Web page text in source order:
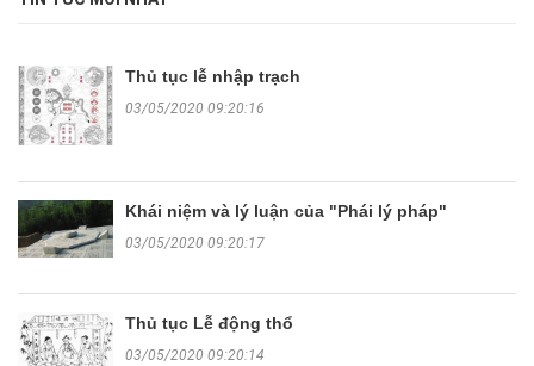
Thủ tục lễ nhập trạch
03/05/2020 09:20:16
Khái niệm và lý luận của "Phái lý pháp"
03/05/2020 09:20:17
Thủ tục Lễ động thổ
03/05/2020 09:20:14